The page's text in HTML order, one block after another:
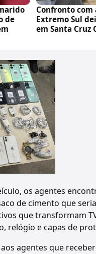
de
Confronto com
Extremo Sul
em Santa Cruz
os agentes
de cimento que
que transformam
relógio e capas de
agentes que